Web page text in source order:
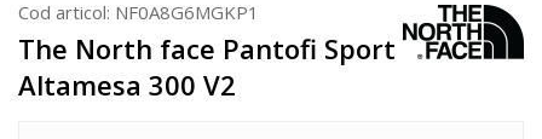
Cod articol: NF0A8G6MGKP1
The North face Pantofi Sport
Altamesa 300 V2